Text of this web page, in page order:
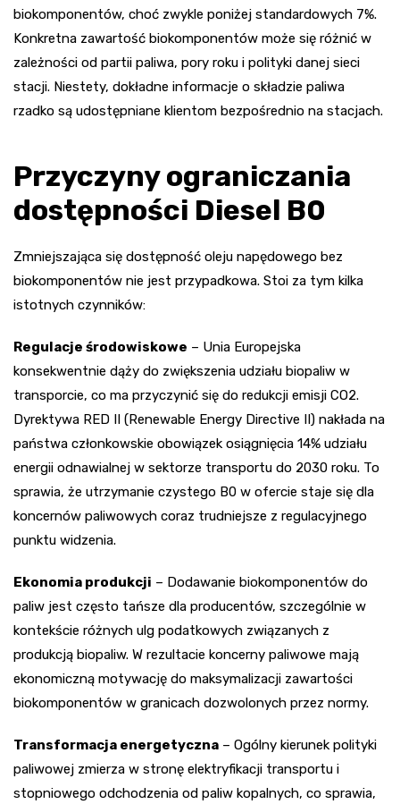
biokomponentów, choć zwykle poniżej standardowych 7%.
Konkretna zawartość biokomponentów może się różnić w
zależności od partii paliwa, pory roku i polityki danej sieci
stacji. Niestety, dokładne informacje o składzie paliwa
rzadko są udostępniane klientom bezpośrednio na stacjach.
Przyczyny ograniczania
dostępności Diesel B0
Zmniejszająca się dostępność oleju napędowego bez
biokomponentów nie jest przypadkowa. Stoi za tym kilka
istotnych czynników:
Regulacje środowiskowe – Unia Europejska
konsekwentnie dąży do zwiększenia udziału biopaliw w
transporcie, co ma przyczynić się do redukcji emisji CO2.
Dyrektywa RED II (Renewable Energy Directive II) nakłada na
państwa członkowskie obowiązek osiągnięcia 14% udziału
energii odnawialnej w sektorze transportu do 2030 roku. To
sprawia, że utrzymanie czystego B0 w ofercie staje się dla
koncernów paliwowych coraz trudniejsze z regulacyjnego
punktu widzenia.
Ekonomia produkcji – Dodawanie biokomponentów do
paliw jest często tańsze dla producentów, szczególnie w
kontekście różnych ulg podatkowych związanych z
produkcją biopaliw. W rezultacie koncerny paliwowe mają
ekonomiczną motywację do maksymalizacji zawartości
biokomponentów w granicach dozwolonych przez normy.
Transformacja energetyczna – Ogólny kierunek polityki
paliwowej zmierza w stronę elektryfikacji transportu i
stopniowego odchodzenia od paliw kopalnych, co sprawia,